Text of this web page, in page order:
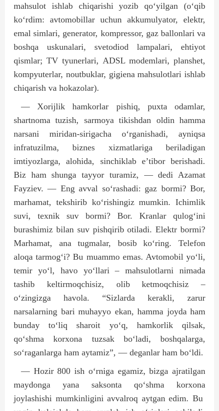
mahsulot ishlab chiqarishi yozib qo‘yilgan (o‘qib
ko‘rdim: avtomobillar uchun akkumulyator, elektr,
emal simlari, generator, kompressor, gaz ballonlari va
boshqa uskunalari, svetodiod lampalari, ehtiyot
qismlar; TV tyunerlari, ADSL modemlari, planshet,
kompyuterlar, noutbuklar, gigiena mahsulotlari ishlab
chiqarish va hokazolar).
— Xorijlik hamkorlar pishiq, puxta odamlar,
shartnoma tuzish, sarmoya tikishdan oldin hamma
narsani miridan-sirigacha o‘rganishadi, ayniqsa
infratuzilma, biznes xizmatlariga beriladigan
imtiyozlarga, alohida, sinchiklab e’tibor berishadi.
Biz ham shunga tayyor turamiz, — dedi Azamat
Fayziev. — Eng avval so‘rashadi: gaz bormi? Bor,
marhamat, tekshirib ko‘rishingiz mumkin. Ichimlik
suvi, texnik suv bormi? Bor. Kranlar qulog‘ini
burashimiz bilan suv pishqirib otiladi. Elektr bormi?
Marhamat, ana tugmalar, bosib ko‘ring. Telefon
aloqa tarmog‘i? Bu muammo emas. Avtomobil yo‘li,
temir yo‘l, havo yo‘llari – mahsulotlarni nimada
tashib keltirmoqchisiz, olib ketmoqchisiz –
o‘zingizga havola. “Sizlarda kerakli, zarur
narsalarning bari muhayyo ekan, hamma joyda ham
bunday to‘liq sharoit yo‘q, hamkorlik qilsak,
qo‘shma korxona tuzsak bo‘ladi, boshqalarga,
so‘raganlarga ham aytamiz”, — deganlar ham bo‘ldi.
— Hozir 800 ish o‘rniga egamiz, bizga ajratilgan
maydonga yana saksonta qo‘shma korxona
joylashishi mumkinligini avvalroq aytgan edim. Bu